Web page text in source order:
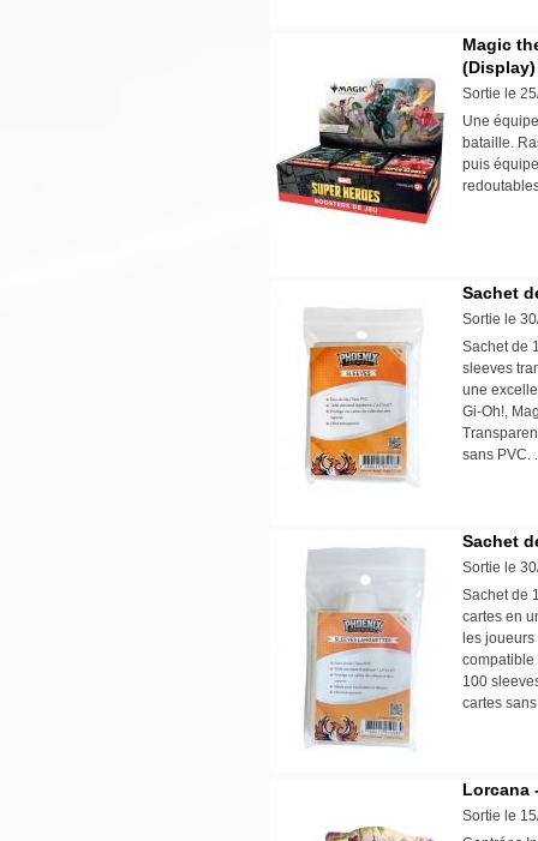
Magic
(Display)
Sortie le
Une
bataille.
puis
Sachet
Sortie le
Sachet de
sleeves
une
Gi-Oh!,
sans
Sachet
Sortie le
Sachet de
cartes en
les
compatible
100
cartes
Lorcana
Sortie le